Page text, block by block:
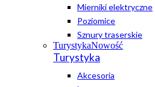
Mierniki elektryczne
Poziomice
Sznury traserskie
TurystykaNowość
Turystyka
Akcesoria